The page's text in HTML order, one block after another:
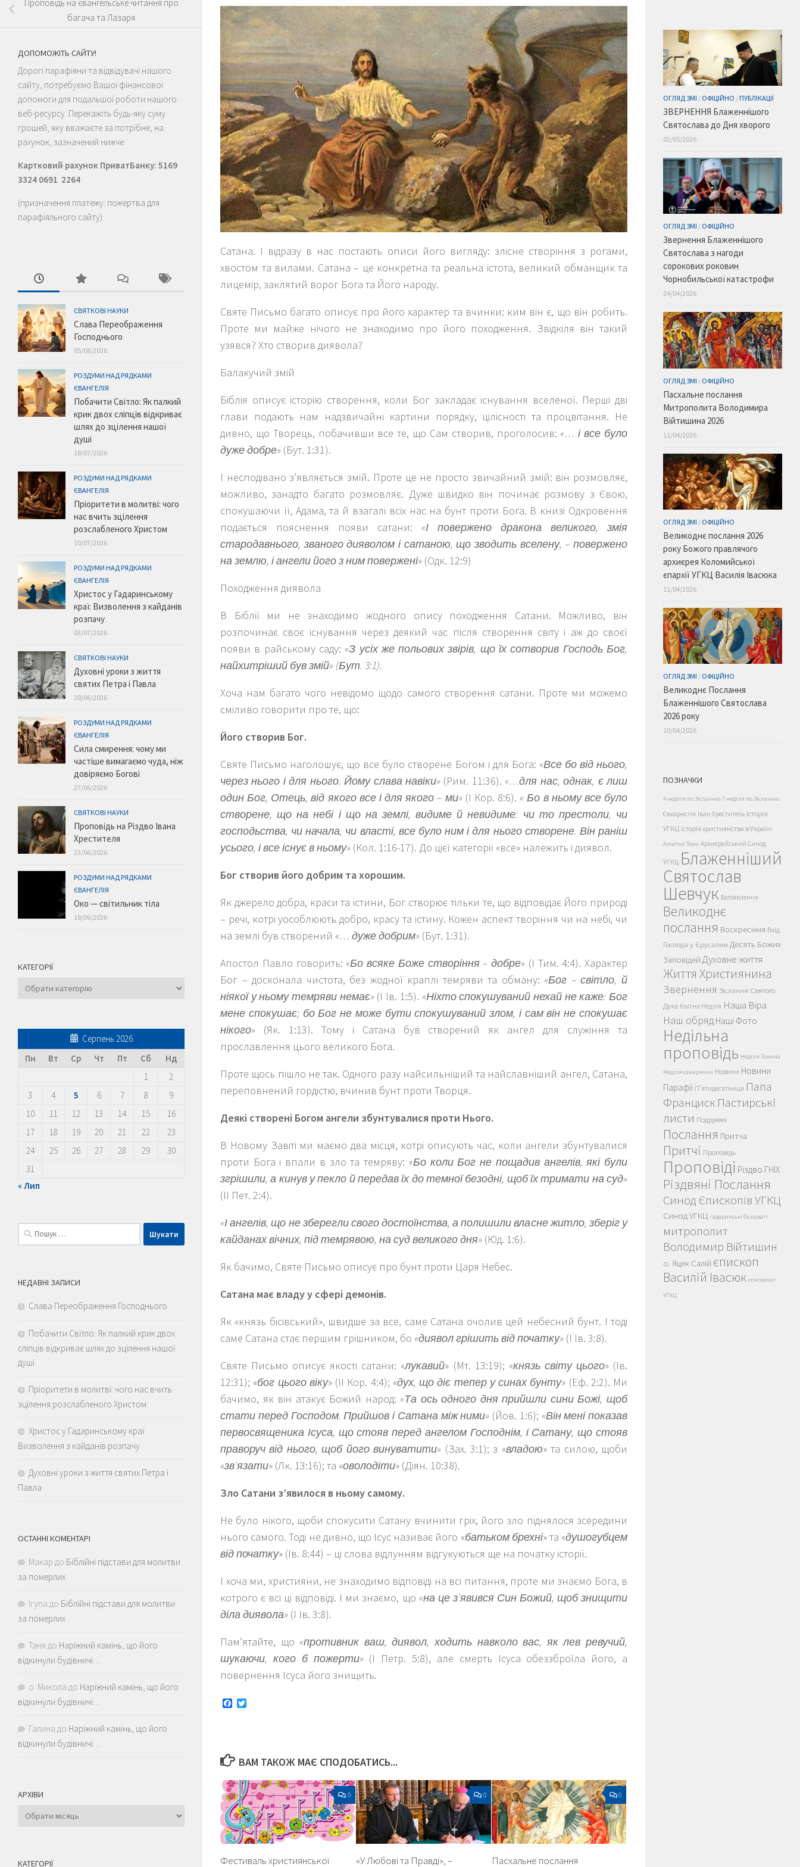
Сатана. І відразу в нас постають описи його вигляду: злісне створіння з рогами,
хвостом та вилами. Сатана – це конкретна та реальна істота, великий обманщик та
лицемір, заклятий ворог Бога та Його народу.
Святе Письмо багато описує про його характер та вчинки: ким він є, що він робить.
Проте ми майже нічого не знаходимо про його походження. Звідкіля він такий
узявся? Хто створив диявола?
Балакучий змій
Біблія описує історію створення, коли Бог закладає існування вселеної. Перші дві
глави подають нам надзвичайні картини порядку, цілісності та процвітання. Не
дивно, що Творець, побачивши все те, що Сам створив, проголосив:«… і все було
дуже добре» (Бут. 1:31).
І несподівано з’являється змій. Проте це не просто звичайний змій: він розмовляє,
можливо, занадто багато розмовляє. Дуже швидко він починає розмову з Євою,
спокушаючи її, Адама, та й взагалі всіх нас на бунт проти Бога. В книзі Одкровення
подається пояснення появи сатани: «І повержено дракона великого, змія
стародавнього, званого дияволом і сатаною, що зводить вселену, – повержено
на землю, і ангели його з ним повержені» (Одк. 12:9)
Походження диявола
В Біблії ми не знаходимо жодного опису походження Сатани. Можливо, він
розпочинає своє існування через деякий час після створення світу і аж до своєї
появи в райському саду:«З усіх же польових звірів, що їх сотворив Господь Бог,
найхитріший був змій» (Бут. 3:1).
Хоча нам багато чого невідомо щодо самого створення сатани. Проте ми можемо
сміливо говорити про те, що:
Його створив Бог.
Святе Письмо наголошує, що все було створене Богом і для Бога: «Все бо від нього,
через нього і для нього. Йому слава навіки» (Рим. 11:36).«…для нас, однак, є лиш
один Бог, Отець, від якого все і для якого – ми»(І Кор. 8:6).« Бо в ньому все було
створене, що на небі і що на землі, видиме й невидиме: чи то престоли, чи
господьства, чи начала, чи власті, все було ним і для нього створене. Він раніш
усього, і все існує в ньому» (Кол. 1:16-17). До цієї категорії «все» належить і диявол.
Бог створив його добрим та хорошим.
Як джерело добра, краси та істини, Бог створює тільки те, що відповідає Його природі
– речі, котрі уособлюють добро, красу та істину. Кожен аспект творіння чи на небі, чи
на землі був створений «… дуже добрим» (Бут. 1:31).
Апостол Павло говорить:«Бо всяке Боже створіння – добре» (І Тим. 4:4). Характер
Бог – досконала чистота, без жодної краплі темряви та обману:«Бог – світло, й
ніякої у ньому темряви немає»(І Ів. 1:5). «Ніхто спокушуваний нехай не каже: Бог
мене спокушає; бо Бог не може бути спокушуваний злом, і сам він не спокушає
нікого» (Як. 1:13). Тому і Сатана був створений як ангел для служіння та
прославлення цього великого Бога.
Проте щось пішло не так. Одного разу найсильніший та найславніший ангел, Сатана,
переповнений гордістю, вчинив бунт проти Творця.
Деякі створені Богом ангели збунтувалися проти Нього.
В Новому Завіті ми маємо два місця, котрі описують час, коли ангели збунтувалися
проти Бога і впали в зло та темряву: «Бо коли Бог не пощадив ангелів, які були
згрішили, а кинув у пекло й передав їх до темної безодні, щоб їх тримати на суд»
(ІІ Пет. 2:4).
«І ангелів, що не зберегли свого достоїнства, а полишили власне житло, зберіг у
кайданах вічних, під темрявою, на суд великого дня» (Юд. 1:6).
Як бачимо, Святе Письмо описує про бунт проти Царя Небес.
Сатана має владу у сфері демонів.
Як «князь бісівський», швидше за все, саме Сатана очолив цей небесний бунт. І тоді
саме Сатана стає першим грішником, бо «диявол грішить від початку» (І Ів. 3:8).
Святе Письмо описує якості сатани: «лукавий» (Мт. 13:19); «князь світу цього» (Ів.
12:31); «бог цього віку» (ІІ Кор. 4:4); «дух, що діє тепер у синах бунту» (Еф. 2:2). Ми
бачимо, як він атакує Божий народ:«Та ось одного дня прийшли сини Божі, щоб
стати перед Господом. Прийшов і Сатана між ними» (Йов. 1:6); «Він мені показав
первосвященика Ісуса, що стояв перед ангелом Господнім, і Сатану, що стояв
праворуч від нього, щоб його винуватити» (Зах. 3:1); з «владою» та силою, щоби
«зв’язати» (Лк. 13:16); та «оволодіти» (Діян. 10:38).
Зло Сатани з’явилося в ньому самому.
Не було нікого, щоби спокусити Сатану вчинити гріх, його зло піднялося зсередини
нього самого. Тоді не дивно, що Ісус називає його «батьком брехні» та «душогубцем
від початку» (Ів. 8:44) – ці слова відлунням відгукуються ще на початку історії.
І хоча ми, християни, не знаходимо відповіді на всі питання, проте ми знаємо Бога, в
котрого є всі ці відповіді. І ми знаємо, що «на це з’явився Син Божий, щоб знищити
діла диявола» (І Ів. 3:8).
Пам’ятайте, що«противник ваш, диявол, ходить навколо вас, як лев ревучий,
шукаючи, кого б пожерти»(І Петр. 5:8), але смерть Ісуса обеззброїла його, а
повернення Ісуса його знищить.
Facebook
ВАМ ТАКОЖ МАЄ СПОДОБАТИСЬ...
0
Фестиваль християнської
0
«У Любові та Правді», –
0
Пасхальне послання
Проповідь на євангельське читання про
багача та Лазаря
ДОПОМОЖІТЬ САЙТУ!
Дорогі парафіяни та відвідувачі нашого
сайту, потребуємо Вашої фінансової
допомоги для подальшої роботи нашого
веб-ресурсу. Перекажіть будь-яку суму
грошей, яку вважаєте за потрібне, на
рахунок, зазначений нижче.
Картковий рахунок ПриватБанку: 5169
3324 0691 2264
(призначення платежу: пожертва для
парафіяльного сайту)
СВЯТКОВІ НАУКИ
Слава Переображення
Господнього
05/08/2026
РОЗДУМИ НАД РЯДКАМИ
ЄВАНГЕЛІЯ
Побачити Світло: Як палкий
крик двох сліпців відкриває
шлях до зцілення нашої
душі
18/07/2026
РОЗДУМИ НАД РЯДКАМИ
ЄВАНГЕЛІЯ
Пріоритети в молитві: чого
нас вчить зцілення
розслабленого Христом
10/07/2026
РОЗДУМИ НАД РЯДКАМИ
ЄВАНГЕЛІЯ
Христос у Гадаринському
краї: Визволення з кайданів
розпачу
03/07/2026
СВЯТКОВІ НАУКИ
Духовні уроки з життя
святих Петра і Павла
28/06/2026
РОЗДУМИ НАД РЯДКАМИ
ЄВАНГЕЛІЯ
Сила смирення: чому ми
частіше вимагаємо чуда, ніж
довіряємо Богові
27/06/2026
СВЯТКОВІ НАУКИ
Проповідь на Різдво Івана
Хрестителя
23/06/2026
РОЗДУМИ НАД РЯДКАМИ
ЄВАНГЕЛІЯ
Око — світильник тіла
18/06/2026
КАТЕГОРІЇ
Категорії
Серпень 2026
Пн
Вт Ср Чт Пт Сб
Нд
1
2
3
4 5 6 7 8
9
10
11 12 13 14 15
16
17
18 19 20 21 22
23
24
25 26 27 28 29
30
31
« Лип
Пошук:
НЕДАВНІ ЗАПИСИ
Слава Переображення Господнього
Побачити Світло: Як палкий крик двох
сліпців відкриває шлях до зцілення нашої
душі
Пріоритети в молитві: чого нас вчить
зцілення розслабленого Христом
Христос у Гадаринському краї:
Визволення з кайданів розпачу
Духовні уроки з життя святих Петра і
Павла
ОСТАННІ КОМЕНТАРІ
Макар до Біблійні підстави для молитви
за померлих
Iryna до Біблійні підстави для молитви
за померлих
Таня до Наріжний камінь, що його
відкинули будівничі…
о. Микола до Наріжний камінь, що його
відкинули будівничі…
Галина до Наріжний камінь, що його
відкинули будівничі…
АРХІВИ
Архіви
КАТЕГОРІЇ
ОГЛЯД ЗМІ / ОФІЦІЙНО /ПУБЛІКАЦІЇ
ЗВЕРНЕННЯ Блаженнішого
Святослава до Дня хворого
02/05/2026
ОГЛЯД ЗМІ / ОФІЦІЙНО
Звернення Блаженнішого
Святослава з нагоди
сорокових роковин
Чорнобильської катастрофи
24/04/2026
ОГЛЯД ЗМІ / ОФІЦІЙНО
Пасхальне послання
Митрополита Володимира
Війтишина 2026
11/04/2026
ОГЛЯД ЗМІ / ОФІЦІЙНО
Великоднє послання 2026
року Божого правлячого
архиєрея Коломийської
єпархії УГКЦ Василія Івасюка
11/04/2026
ОГЛЯД ЗМІ / ОФІЦІЙНО
Великоднє Послання
Блаженнішого Святослава
2026 року
10/04/2026
ПОЗНАЧКИ
4 неділя по Зісланню 7 неділя по Зісланню
Євхаристія Іван Хреститель Історія
УГКЦ Історія християнства в Україні
Апостол Тома Архиєрейський Синод
УГКЦ Блаженніший
Святослав
Шевчук Богоявлення
Великоднє
послання Воскресіння Вхід
Господа у Єрусалим Десять Божих
Заповідей Духовне життя
Життя Християнина
Звернення Зіслання Святого
Духа Квітна Неділя Наша Віра
Наш обряд Наші Фото
Недільна
проповідь Неділя Томина
Неділя самарянки Новини Новини
Парафії П'ятидесятниця Папа
Франциск Пастирські
листи Подружжя
Послання Притча
Притчі Проповідь
Проповіді Різдво ГНІХ
Різдвяні Послання
Синод Єпископів УГКЦ
Синод УГКЦ гадаринські біснуваті
митрополит
Володимир Війтишин
о. Яцек Салій єпископ
Василій Івасюк єпископат
УГКЦ